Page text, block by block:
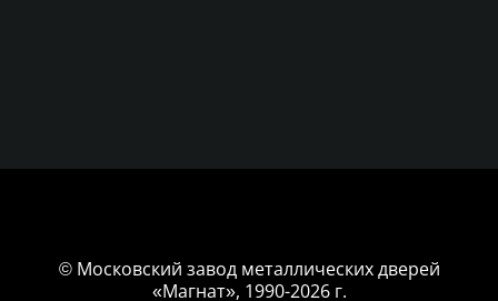
© Московский завод металлических дверей
«Магнат», 1990-2026 г.